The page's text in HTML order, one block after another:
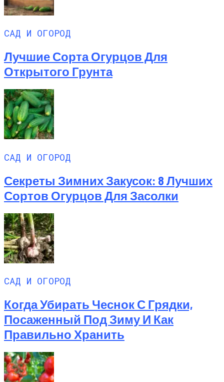
САД И ОГОРОД
Лучшие Сорта Огурцов Для
Открытого Грунта
САД И ОГОРОД
Секреты Зимних Закусок: 8 Лучших
Сортов Огурцов Для Засолки
САД И ОГОРОД
Когда Убирать Чеснок С Грядки,
Посаженный Под Зиму И Как
Правильно Хранить